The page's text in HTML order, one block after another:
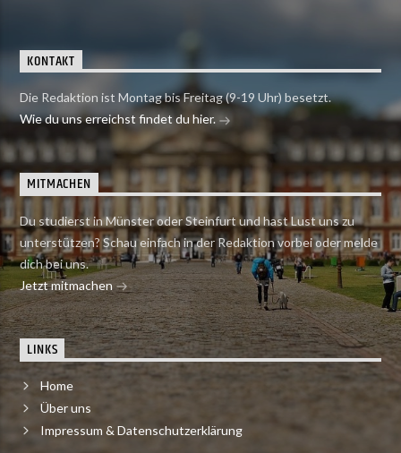
KONTAKT
Die Redaktion ist Montag bis Freitag (9-19 Uhr) besetzt.
Wie du uns erreichst findet du hier.
MITMACHEN
Du studierst in Münster oder Steinfurt und hast Lust uns zu
unterstützen? Schau einfach in der Redaktion vorbei oder melde
dich bei uns.
Jetzt mitmachen
LINKS
Home
Über uns
Impressum & Datenschutzerklärung